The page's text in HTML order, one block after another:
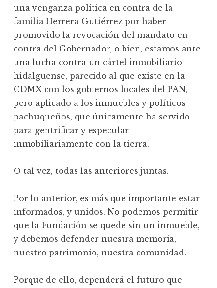
una venganza política en contra de la
familia Herrera Gutiérrez por haber
promovido la revocación del mandato en
contra del Gobernador, o bien, estamos ante
una lucha contra un cártel inmobiliario
hidalguense, parecido al que existe en la
CDMX con los gobiernos locales del PAN,
pero aplicado a los inmuebles y políticos
pachuqueños, que únicamente ha servido
para gentrificar y especular
inmobiliariamente con la tierra.
O tal vez, todas las anteriores juntas.
Por lo anterior, es más que importante estar
informados, y unidos. No podemos permitir
que la Fundación se quede sin un inmueble,
y debemos defender nuestra memoria,
nuestro patrimonio, nuestra comunidad.
Porque de ello, dependerá el futuro que